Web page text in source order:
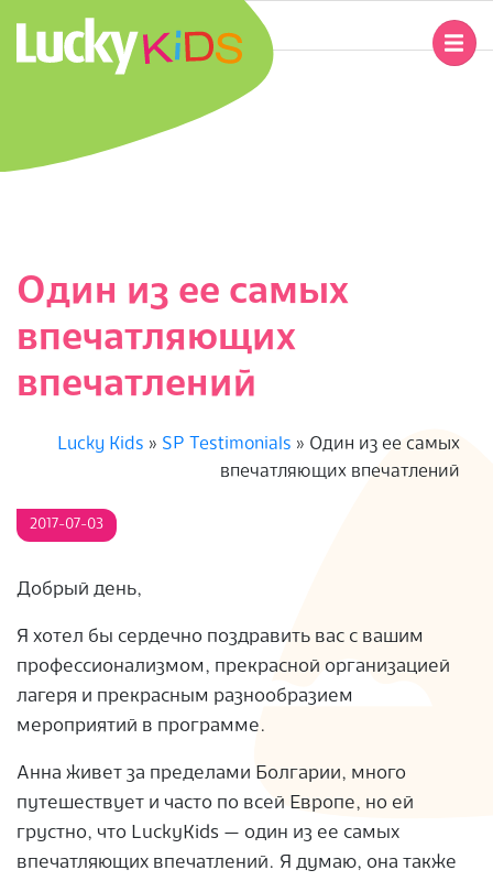
содержимому
U
K
Y
K
S
Главное
навигационное
Один из ее самых
впечатляющих
впечатлений
Lucky Kids » SP Testimonials » Один из ее самых
впечатляющих впечатлений
2017-07-03
Добрый день,
Я хотел бы сердечно поздравить вас с вашим
профессионализмом, прекрасной организацией
лагеря и прекрасным разнообразием
мероприятий в программе.
Анна живет за пределами Болгарии, много
путешествует и часто по всей Европе, но ей
грустно, что LuckyKids — один из ее самых
впечатляющих впечатлений. Я думаю, она также